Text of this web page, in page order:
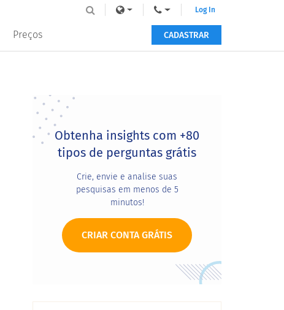
Preços
Log In
CADASTRAR
Primary
Sidebar
Obtenha insights com +80
tipos de perguntas grátis
Crie, envie e analise suas
pesquisas em menos de 5
minutos!
CRIAR CONTA GRÁTIS